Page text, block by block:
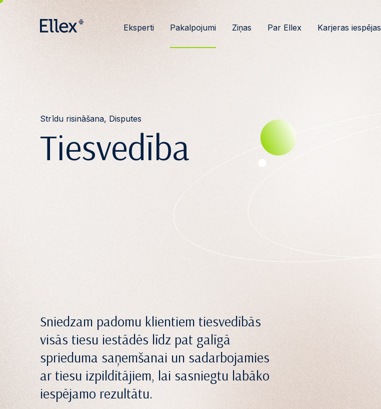
Eksperti Pakalpojumi Ziņas Par Ellex Karjeras iespējas
Strīdu risināšana, Disputes
Tiesvedība
Sniedzam padomu klientiem tiesvedībās
visās tiesu iestādēs līdz pat galīgā
sprieduma saņemšanai un sadarbojamies
ar tiesu izpildītājiem, lai sasniegtu labāko
iespējamo rezultātu.